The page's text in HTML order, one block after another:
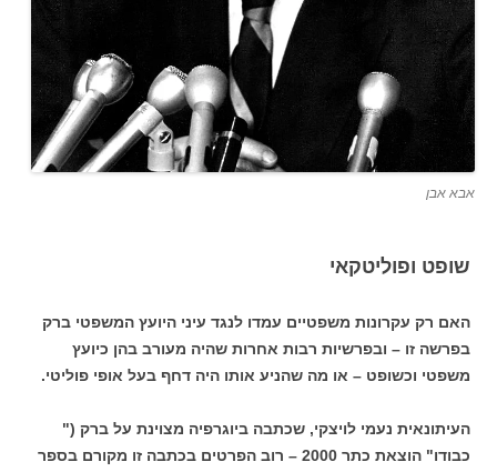
אבא אבן
שופט ופוליטקאי
האם רק עקרונות משפטיים עמדו לנגד עיני היועץ המשפטי ברק
בפרשה זו – ובפרשיות רבות אחרות שהיה מעורב בהן כיועץ
משפטי וכשופט – או מה שהניע אותו היה דחף בעל אופי פוליטי.
העיתונאית נעמי לויצקי, שכתבה ביוגרפיה מצוינת על ברק ("
כבודו" הוצאת כתר 2000 – רוב הפרטים בכתבה זו מקורם בספר